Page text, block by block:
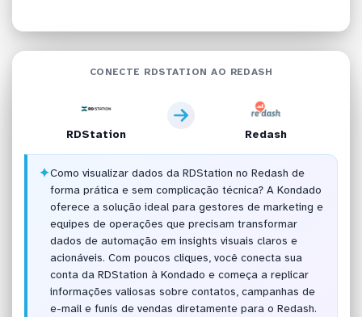
CONECTE RDSTATION AO REDASH
RDStation Redash
✦Como visualizar dados da RDStation no Redash de
forma prática e sem complicação técnica? A Kondado
oferece a solução ideal para gestores de marketing e
equipes de operações que precisam transformar
dados de automação em insights visuais claros e
acionáveis. Com poucos cliques, você conecta sua
conta da RDStation à Kondado e começa a replicar
informações valiosas sobre contatos, campanhas de
e-mail e funis de vendas diretamente para o Redash.